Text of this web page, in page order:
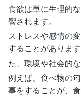
食欲は単に生理的
響されます。
ストレスや感情の
することがあります
た、環境や社会的
例えば、食べ物の
事をすることが、